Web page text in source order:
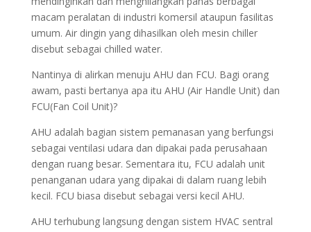
macam peralatan di industri komersil ataupun fasilitas
umum. Air dingin yang dihasilkan oleh mesin chiller
disebut sebagai chilled water.
Nantinya di alirkan menuju AHU dan FCU. Bagi orang
awam, pasti bertanya apa itu AHU (Air Handle Unit) dan
FCU(Fan Coil Unit)?
AHU adalah bagian sistem pemanasan yang berfungsi
sebagai ventilasi udara dan dipakai pada perusahaan
dengan ruang besar. Sementara itu, FCU adalah unit
penanganan udara yang dipakai di dalam ruang lebih
kecil. FCU biasa disebut sebagai versi kecil AHU.
AHU terhubung langsung dengan sistem HVAC sentral